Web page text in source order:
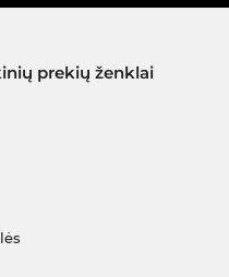
prekių ženklai